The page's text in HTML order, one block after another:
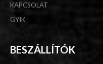
KAPCSOLAT
GYIK
BESZÁLLÍTÓK